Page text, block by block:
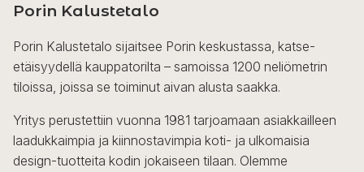
Porin Kalustetalo
Porin Kalustetalo sijaitsee Porin keskustassa, katse-
etäisyydellä kauppatorilta – samoissa 1200 neliömetrin
tiloissa, joissa se toiminut aivan alusta saakka.
Yritys perustettiin vuonna 1981 tarjoamaan asiakkailleen
laadukkaimpia ja kiinnostavimpia koti- ja ulkomaisia
design-tuotteita kodin jokaiseen tilaan. Olemme